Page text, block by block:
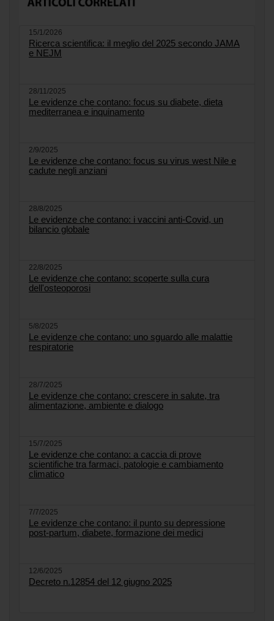
15/1/2026
Ricerca scientifica: il meglio del 2025 secondo JAMA
e NEJM
28/11/2025
Le evidenze che contano: focus su diabete, dieta
mediterranea e inquinamento
2/9/2025
Le evidenze che contano: focus su virus west Nile e
cadute negli anziani
28/8/2025
Le evidenze che contano: i vaccini anti-Covid, un
bilancio globale
22/8/2025
Le evidenze che contano: scoperte sulla cura
dell'osteoporosi
5/8/2025
Le evidenze che contano: uno sguardo alle malattie
respiratorie
28/7/2025
Le evidenze che contano: crescere in salute, tra
alimentazione, ambiente e dialogo
15/7/2025
Le evidenze che contano: a caccia di prove
scientifiche tra farmaci, patologie e cambiamento
climatico
7/7/2025
Le evidenze che contano: il punto su depressione
post-partum, diabete, formazione dei medici
12/6/2025
Decreto n.12854 del 12 giugno 2025